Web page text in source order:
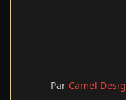
Par Camel